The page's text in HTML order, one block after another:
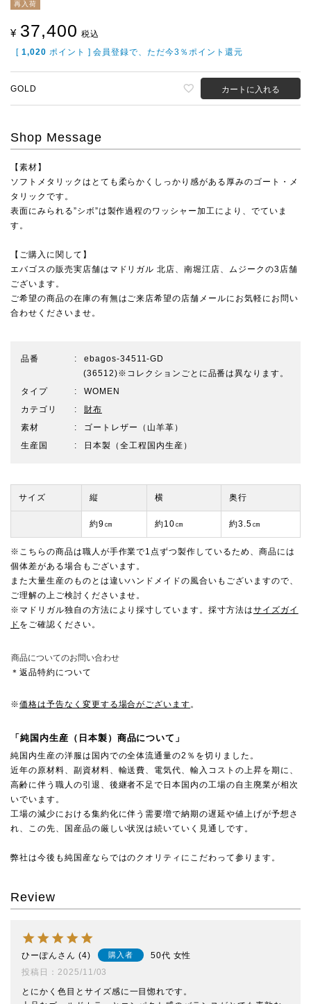
再入荷
¥ 37,400 税込
[ 1,020 ポイント ] 会員登録で、ただ今3％ポイント還元
GOLD カートに入れる
Shop Message
【素材】
ソフトメタリックはとても柔らかくしっかり感がある厚みのゴート・メ
タリックです。
表面にみられる”シボ”は製作過程のワッシャー加工により、でていま
す。
【ご購入に関して】
エバゴスの販売実店舗は マドリガル 北店、南堀江店、ムジーク の3店舗
ございます。
ご希望の商品の在庫の有無はご来店希望の店舗メールにお気軽にお問い
合わせくださいませ。
品番
ebagos-34511-GD
(36512)※コレクションごとに品番は異なります。
タイプ
WOMEN
カテゴリ
財布
素材
ゴートレザー（山羊革）
生産国
日本製（全工程国内生産）
サイズ 縦 横 奥行
約9㎝ 約10㎝ 約3.5㎝
※こちらの商品は職人が手作業で1点ずつ製作しているため、商品には
個体差がある場合もございます。
また大量生産のものとは違いハンドメイドの風合いもございますので、
ご理解の上ご検討くださいませ。
※マドリガル独自の方法により採寸しています。採寸方法はサイズガイ
ド をご確認ください。
商品についてのお問い合わせ
＊返品特約について
※価格は予告なく変更する場合がございます。
「純国内生産（日本製）商品について」
純国内生産の洋服は国内での全体流通量の2％を切りました。
近年の原材料、副資材料、輸送費、電気代、輸入コストの上昇を期に、
高齢に伴う職人の引退、後継者不足で日本国内の工場の自主廃業が相次
いでいます。
工場の減少における集約化に伴う需要増で納期の遅延や値上げが予想さ
れ、この先、国産品の厳しい状況は続いていく見通しです。
弊社は今後も純国産ならではのクオリティにこだわって参ります。
Review
ひーぽん 4 購入者 50代 女性
投稿日
2025/11/03
とにかく色目とサイズ感に一目惚れです。